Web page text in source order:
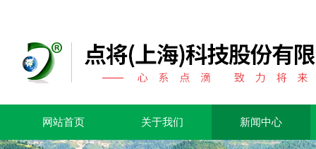
网站首页 关于我们 新闻中心